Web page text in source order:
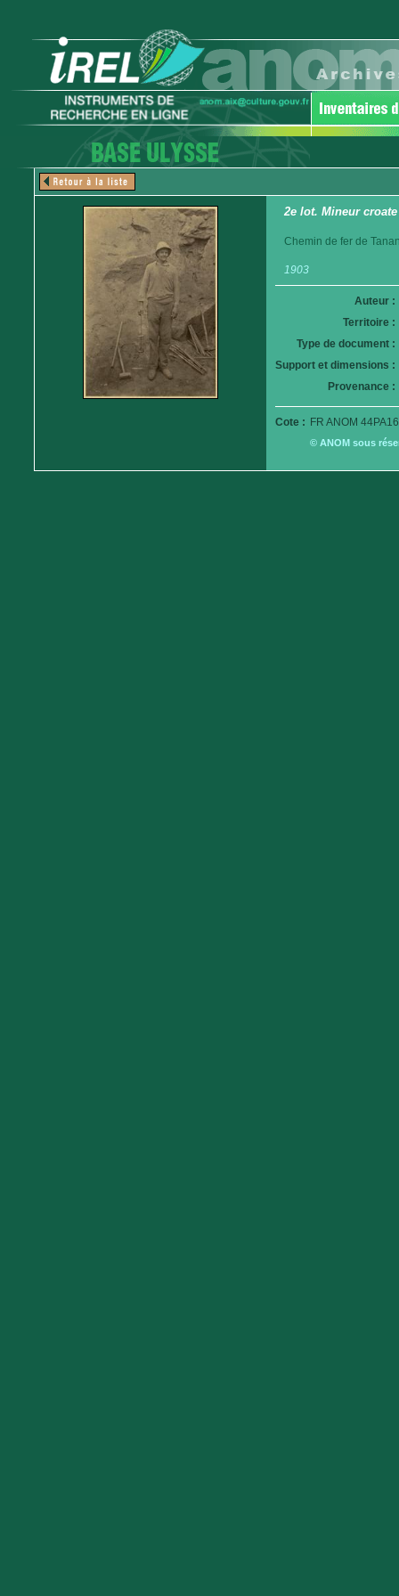
2e lot. Mineur
Chemin de fer de
1903
Auteur :
Territoire :
Type de document :
Support et dimensions :
Provenance :
Cote : FR ANOM
© ANOM sous